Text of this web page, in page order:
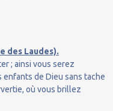
des Laudes).
; ainsi vous serez
de Dieu sans tache
où vous brillez